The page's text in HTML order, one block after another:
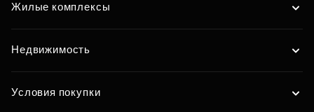
Жилые комплексы
Недвижимость
Условия покупки